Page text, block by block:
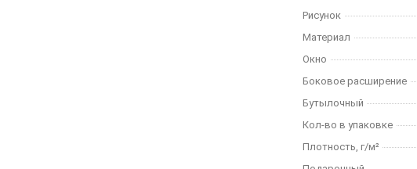
Рисунок
Материал
Окно
Боковое расширение
Бутылочный
Кол-во в упаковке
Плотность, г/м²